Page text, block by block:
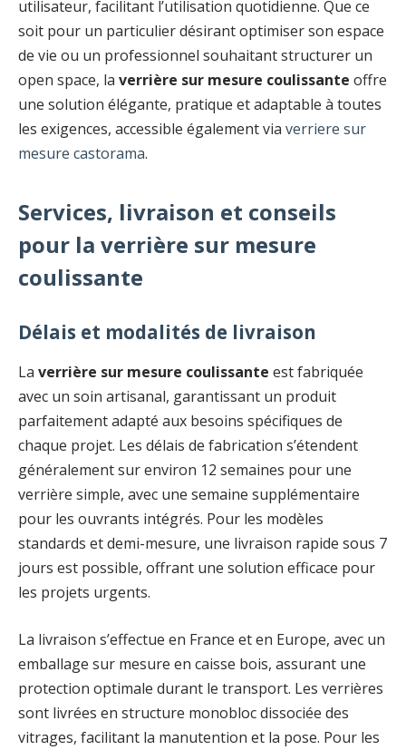
utilisateur, facilitant l’utilisation quotidienne. Que ce
soit pour un particulier désirant optimiser son espace
de vie ou un professionnel souhaitant structurer un
open space, la verrière sur mesure coulissante offre
une solution élégante, pratique et adaptable à toutes
les exigences, accessible également via verriere sur
mesure castorama.
Services, livraison et conseils
pour la verrière sur mesure
coulissante
Délais et modalités de livraison
La verrière sur mesure coulissante est fabriquée
avec un soin artisanal, garantissant un produit
parfaitement adapté aux besoins spécifiques de
chaque projet. Les délais de fabrication s’étendent
généralement sur environ 12 semaines pour une
verrière simple, avec une semaine supplémentaire
pour les ouvrants intégrés. Pour les modèles
standards et demi-mesure, une livraison rapide sous 7
jours est possible, offrant une solution efficace pour
les projets urgents.
La livraison s’effectue en France et en Europe, avec un
emballage sur mesure en caisse bois, assurant une
protection optimale durant le transport. Les verrières
sont livrées en structure monobloc dissociée des
vitrages, facilitant la manutention et la pose. Pour les